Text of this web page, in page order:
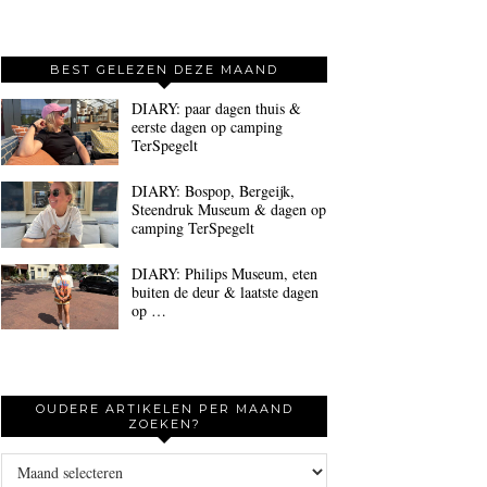
BEST GELEZEN DEZE MAAND
DIARY: paar dagen thuis &
eerste dagen op camping
TerSpegelt
DIARY: Bospop, Bergeijk,
Steendruk Museum & dagen op
camping TerSpegelt
DIARY: Philips Museum, eten
buiten de deur & laatste dagen
op …
OUDERE ARTIKELEN PER MAAND
ZOEKEN?
Oudere